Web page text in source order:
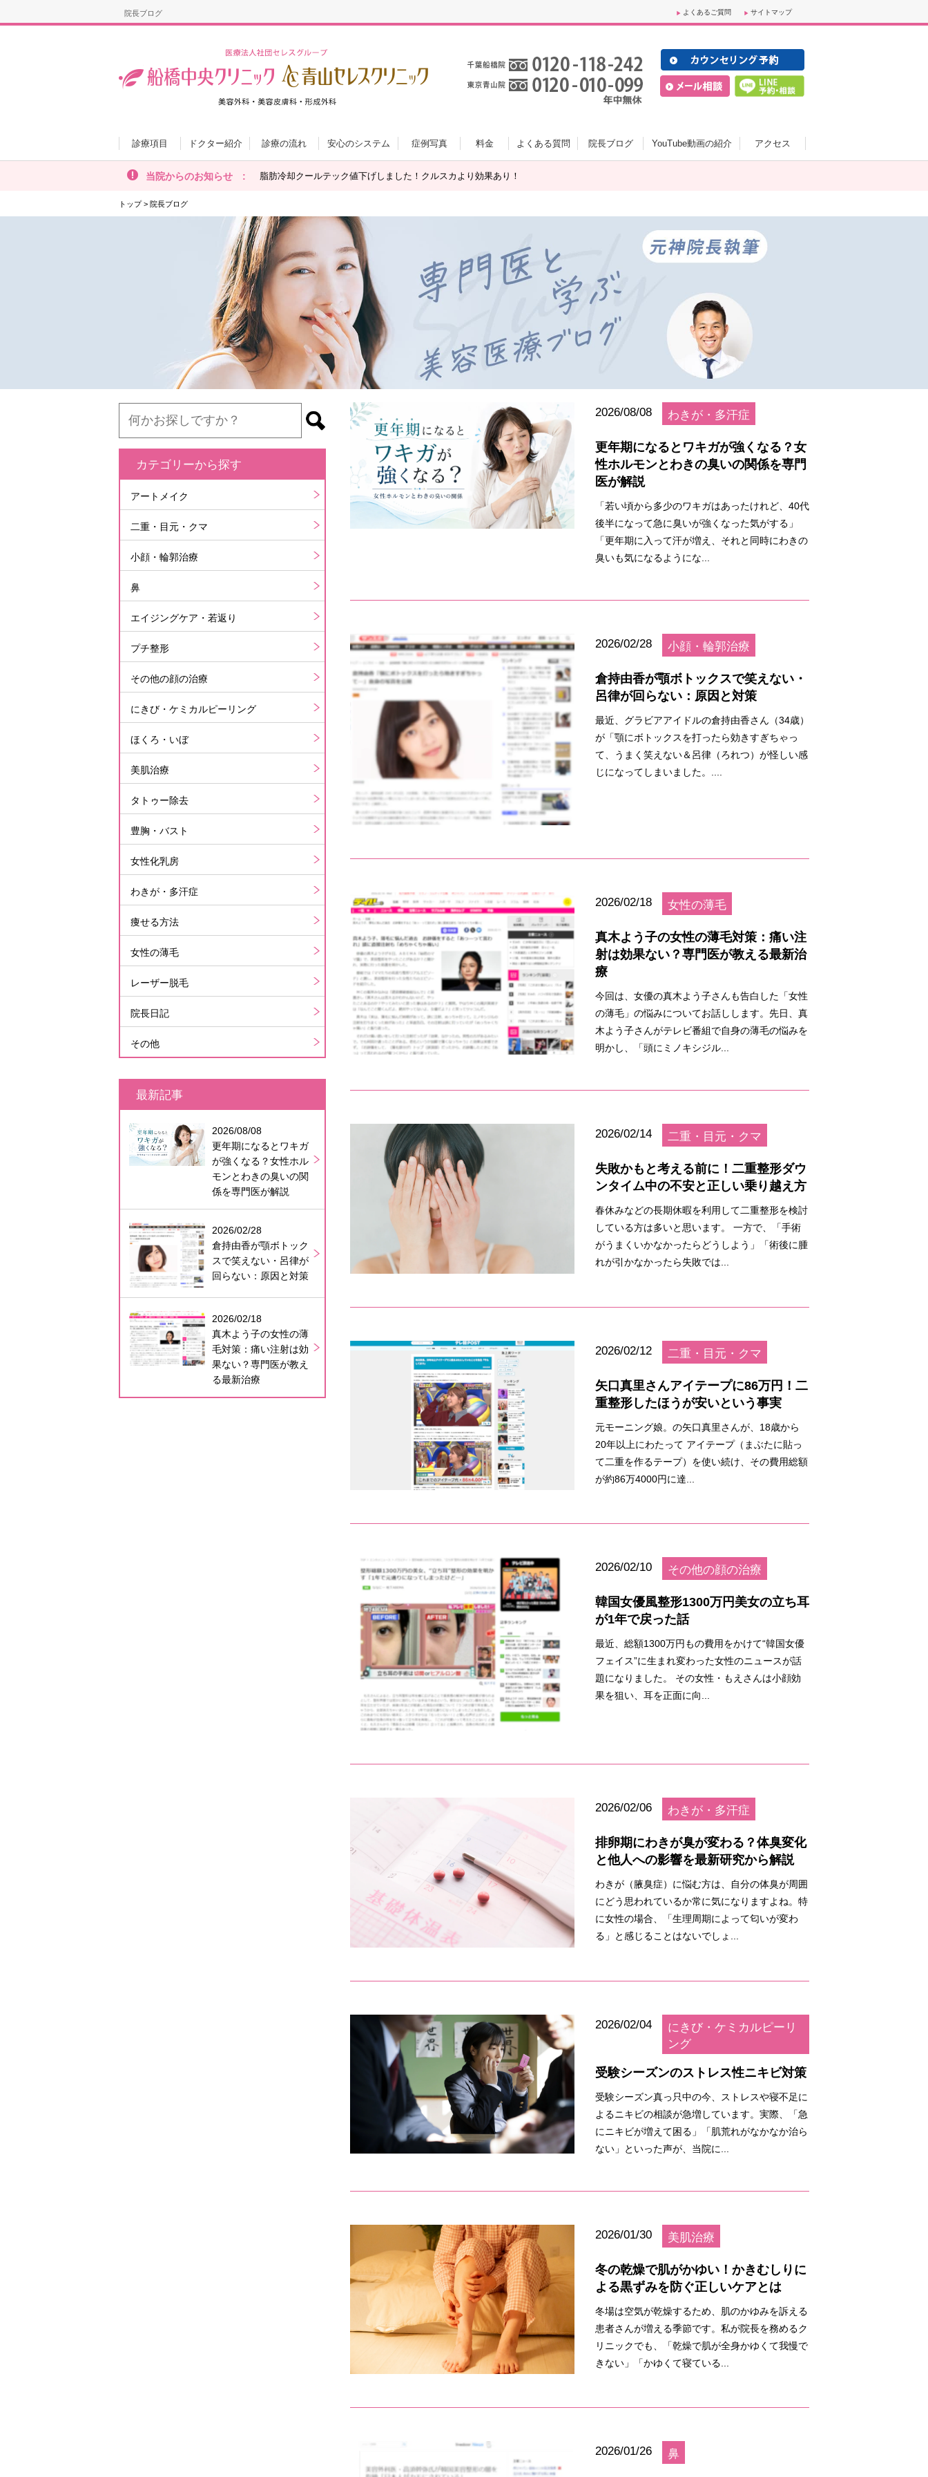
院長ブログ よくあるご質問 サイトマップ
診療項目 ドクター紹介 診療の流れ 安心のシステム 症例写真 料金 よくある質問 院長ブログ YouTube動画の紹介 アクセス
当院からのお知らせ : 脂肪冷却クールテック値下げしました！クルスカより効果あり！
トップ > 院長ブログ
2026/08/08 わきが・多汗症
更年期になるとワキガが強くなる？女
性ホルモンとわきの臭いの関係を専門
医が解説
「若い頃から多少のワキガはあったけれど、40代
後半になって急に臭いが強くなった気がする」
「更年期に入って汗が増え、それと同時にわきの
臭いも気になるようにな...
2026/02/28 小顔・輪郭治療
倉持由香が顎ボトックスで笑えない・
呂律が回らない：原因と対策
最近、グラビアアイドルの倉持由香さん（34歳）
が「顎にボトックスを打ったら効きすぎちゃっ
て、うまく笑えない＆呂律（ろれつ）が怪しい感
じになってしまいました。....
2026/02/18 女性の薄毛
真木よう子の女性の薄毛対策：痛い注
射は効果ない？専門医が教える最新治
療
今回は、女優の真木よう子さんも告白した「女性
の薄毛」の悩みについてお話しします。先日、真
木よう子さんがテレビ番組で自身の薄毛の悩みを
明かし、「頭にミノキシジル...
2026/02/14 二重・目元・クマ
失敗かもと考える前に！二重整形ダウ
ンタイム中の不安と正しい乗り越え方
春休みなどの長期休暇を利用して二重整形を検討
している方は多いと思います。 一方で、「手術
がうまくいかなかったらどうしよう」「術後に腫
れが引かなかったら失敗では...
2026/02/12 二重・目元・クマ
矢口真里さんアイテープに86万円！二
重整形したほうが安いという事実
元モーニング娘。の矢口真里さんが、18歳から
20年以上にわたって アイテープ（まぶたに貼っ
て二重を作るテープ）を使い続け、その費用総額
が約86万4000円に達...
2026/02/10 その他の顔の治療
韓国女優風整形1300万円美女の立ち耳
が1年で戻った話
最近、総額1300万円もの費用をかけて“韓国女優
フェイス”に生まれ変わった女性のニュースが話
題になりました。 その女性・もえさんは小顔効
果を狙い、耳を正面に向...
2026/02/06 わきが・多汗症
排卵期にわきが臭が変わる？体臭変化
と他人への影響を最新研究から解説
わきが（腋臭症）に悩む方は、自分の体臭が周囲
にどう思われているか常に気になりますよね。特
に女性の場合、「生理周期によって匂いが変わ
る」と感じることはないでしょ...
2026/02/04
にきび・ケミカルピーリ
ング
受験シーズンのストレス性ニキビ対策
受験シーズン真っ只中の今、ストレスや寝不足に
よるニキビの相談が急増しています。実際、「急
にニキビが増えて困る」「肌荒れがなかなか治ら
ない」といった声が、当院に...
2026/01/30 美肌治療
冬の乾燥で肌がかゆい！かきむしりに
よる黒ずみを防ぐ正しいケアとは
冬場は空気が乾燥するため、肌のかゆみを訴える
患者さんが増える季節です。私が院長を務めるク
リニックでも、「乾燥で肌が全身かゆくて我慢で
きない」「かゆくて寝ている...
2026/01/26 鼻
カテゴリーから探す
アートメイク
二重・目元・クマ
小顔・輪郭治療
鼻
エイジングケア・若返り
プチ整形
その他の顔の治療
にきび・ケミカルピーリング
ほくろ・いぼ
美肌治療
タトゥー除去
豊胸・バスト
女性化乳房
わきが・多汗症
痩せる方法
女性の薄毛
レーザー脱毛
院長日記
その他
最新記事
2026/08/08
更年期になるとワキガ
が強くなる？女性ホル
モンとわきの臭いの関
係を専門医が解説
2026/02/28
倉持由香が顎ボトック
スで笑えない・呂律が
回らない：原因と対策
2026/02/18
真木よう子の女性の薄
毛対策：痛い注射は効
果ない？専門医が教え
る最新治療